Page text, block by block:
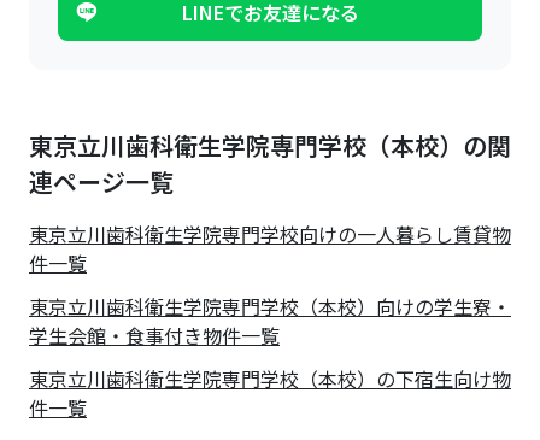
LINEでお友達になる
東京立川歯科衛生学院専門学校（本校）の関
連ページ一覧
東京立川歯科衛生学院専門学校向けの一人暮らし賃貸物
件一覧
東京立川歯科衛生学院専門学校（本校）向けの学生寮・
学生会館・食事付き物件一覧
東京立川歯科衛生学院専門学校（本校）の下宿生向け物
件一覧